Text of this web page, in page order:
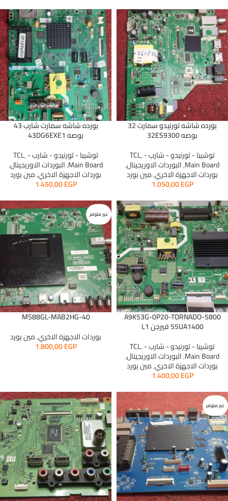
بورده شاشه تورنيدو سمارت 32
بوصه 32ES9300
توشيبا - تورنيدو - شارب - TCL,
Main Board
,البوردات الاوريجينال,
بوردات الاجهزة الاخري,مين بورد
1.050,00EGP
بورده شاشه سمارت شارب 43
بوصه 43DG6EXE1
توشيبا - تورنيدو - شارب - TCL,
Main Board
,البوردات الاوريجينال,
بوردات الاجهزة الاخري,مين بورد
1.450,00EGP
5800-A9K53G-0P20-TORNADO
55UA1400 فيرجن L1
توشيبا - تورنيدو - شارب - TCL,
Main Board
,البوردات الاوريجينال,
بوردات الاجهزة الاخري,مين بورد
1.400,00EGP
غير متوفر
40-MS88GL-MAB2HG
بوردات الاجهزة الاخري,مين بورد
1.800,00EGP
غير متوفر